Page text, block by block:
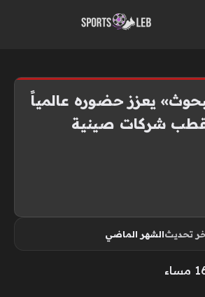
يعزز حضوره عالمياً
شركات صينية
تحديثالشهر الماضي